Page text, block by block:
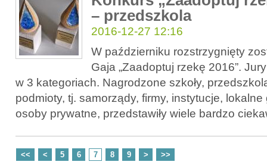
– przedszkola
2016-12-27 12:16
W październiku rozstrzygnięty
Gaja „Zaadoptuj rzekę 2016”.
w 3 kategoriach. Nagrodzone szkoły,
podmioty, tj. samorządy, firmy, instytucje, lokalne
osoby prywatne, przedstawiły wiele bardzo
<< < 5 6 7 8 9 > >>